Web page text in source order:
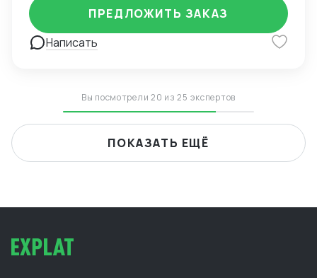
Написать
ПРЕДЛОЖИТЬ ЗАКАЗ
Вы посмотрели 20 из 25 экспертов
ПОКАЗАТЬ ЕЩЁ